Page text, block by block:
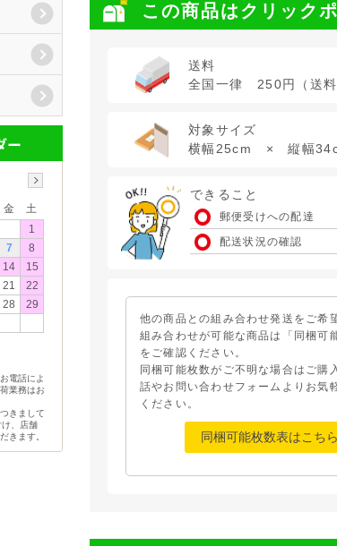
この商品はクリック
送料
全国一律 250円（送料
対象サイズ
横幅25cm × 縦幅34c
できること
郵便受けへの配達
配送状況の確認
他の商品との組み合わせ発送をご希
組み合わせが可能な商品は「同梱可
をご確認ください。
同梱可能枚数がご不明な場合はご購
話やお問い合わせフォームよりお気
ください。
同梱可能枚数表はこちら
金
土
1
7
8
14
15
21
22
28
29
電話によ
業務はお
きまして
、店舗
きます。